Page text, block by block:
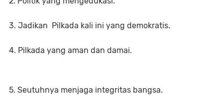
3. Jadikan Pilkada kali ini yang demokratis.
4. Pilkada yang aman dan damai.
5. Seutuhnya menjaga integritas bangsa.